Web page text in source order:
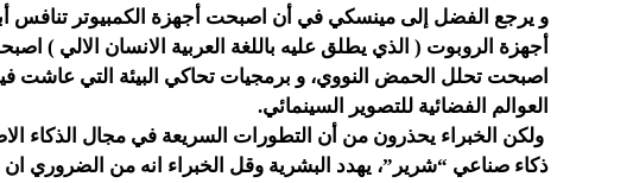
و يرجع الفضل إلى مينسكي في أن اصبحت أجهزة الكمبيوتر تنافس
أجهزة الروبوت ( الذي يطلق عليه باللغة العربية الانسان الالي )
اصبحت تحلل الحمض النووي، و برمجيات تحاكي البيئة التي عاشت
العوالم الفضائية للتصوير السينمائي.
ولكن الخبراء يحذرون من أن التطورات السريعة في مجال الذكاء
ذكاء صناعي “شرير”، يهدد البشرية وقل الخبراء انه من الضروري